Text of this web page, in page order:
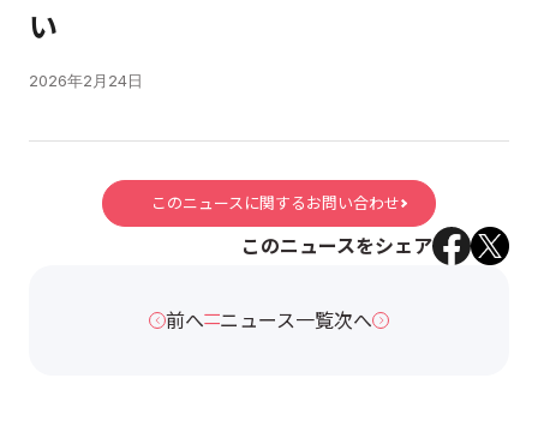
い
2026年2月24日
このニュースに関するお問い合わせ
このニュースをシェア
前へ ニュース一覧次へ